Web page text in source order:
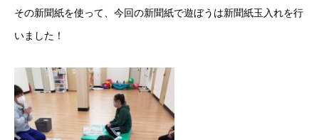
その新聞紙を使って、今回の新聞紙で遊ぼうは新聞紙玉入れを行
いました！